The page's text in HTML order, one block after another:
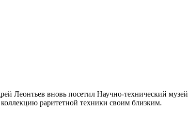
Леонтьев вновь посетил Научно-технический музей
раритетной техники своим близким.